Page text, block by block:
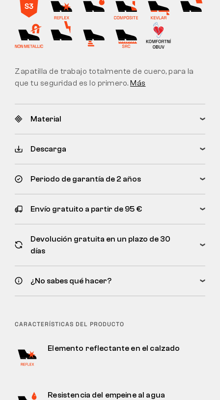
Zapatilla de trabajo totalmente de cuero, para la
que tu seguridad es lo primero. Más
Material
Descarga
Periodo de garantía de 2 años
Envío gratuito a partir de 95 €
Devolución gratuita en un plazo de 30
días
¿No sabes qué hacer?
CARACTERÍSTICAS DEL PRODUCTO
Elemento reflectante en el calzado
Resistencia del empeine al agua